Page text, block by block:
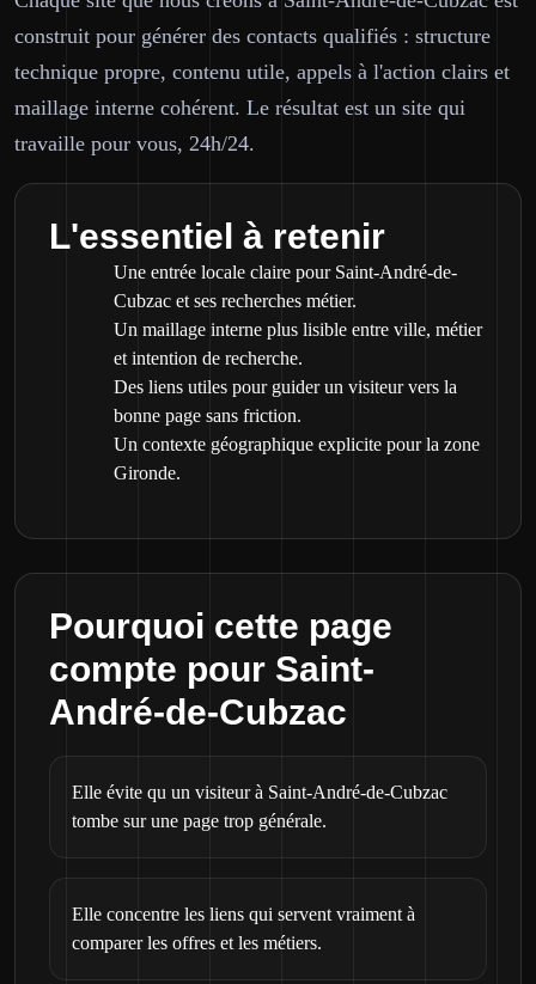
construit pour générer des contacts qualifiés : structure
technique propre, contenu utile, appels à l'action clairs et
maillage interne cohérent. Le résultat est un site qui
travaille pour vous, 24h/24.
L'essentiel à retenir
Une entrée locale claire pour Saint-André-de-
Cubzac et ses recherches métier.
Un maillage interne plus lisible entre ville, métier
et intention de recherche.
Des liens utiles pour guider un visiteur vers la
bonne page sans friction.
Un contexte géographique explicite pour la zone
Gironde.
Pourquoi cette page
compte pour Saint-
André-de-Cubzac
Elle évite qu un visiteur à Saint-André-de-Cubzac
tombe sur une page trop générale.
Elle concentre les liens qui servent vraiment à
comparer les offres et les métiers.